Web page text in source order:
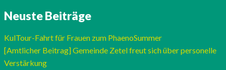
Neuste Beiträge
KulTour-Fahrt für Frauen zum PhaenoSummer
[Amtlicher Beitrag] Gemeinde Zetel freut sich über personelle
Verstärkung